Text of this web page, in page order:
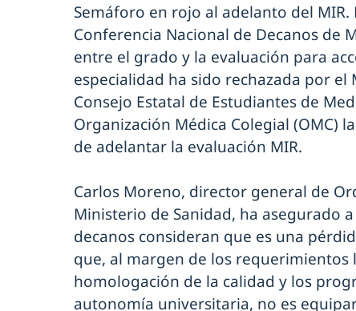
Semáforo en rojo al adelanto del
Conferencia Nacional de Decanos de
entre el grado y la evaluación para
especialidad ha sido rechazada por el
Consejo Estatal de Estudiantes de
Organización Médica Colegial (OMC)
de adelantar la evaluación MIR.
Carlos Moreno, director general de
Ministerio de Sanidad, ha asegurado
decanos consideran que es una
que, al margen de los requerimientos
homologación de la calidad y los
autonomía universitaria, no es